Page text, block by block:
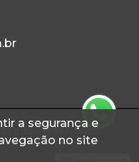
a segurança e
no site
reservados.